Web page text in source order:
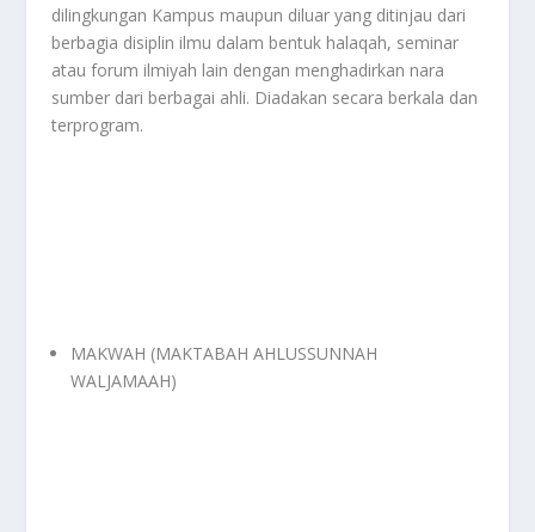
dilingkungan Kampus maupun diluar yang ditinjau dari
berbagia disiplin ilmu dalam bentuk halaqah, seminar
atau forum ilmiyah lain dengan menghadirkan nara
sumber dari berbagai ahli. Diadakan secara berkala dan
terprogram.
MAKWAH (MAKTABAH AHLUSSUNNAH
WALJAMAAH)